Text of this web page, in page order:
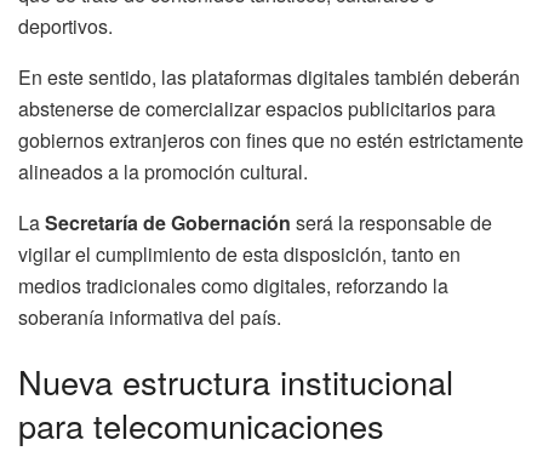
deportivos.
En este sentido, las plataformas digitales también deberán
abstenerse de comercializar espacios publicitarios para
gobiernos extranjeros con fines que no estén estrictamente
alineados a la promoción cultural.
LaSecretaría de Gobernación será la responsable de
vigilar el cumplimiento de esta disposición, tanto en
medios tradicionales como digitales, reforzando la
soberanía informativa del país.
Nueva estructura institucional
para telecomunicaciones